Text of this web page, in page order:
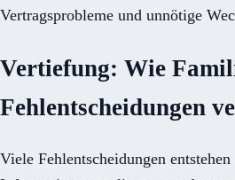
Vertragsprobleme und unnötige
Vertiefung: Wie
Fehlentscheidungen
Viele Fehlentscheidungen